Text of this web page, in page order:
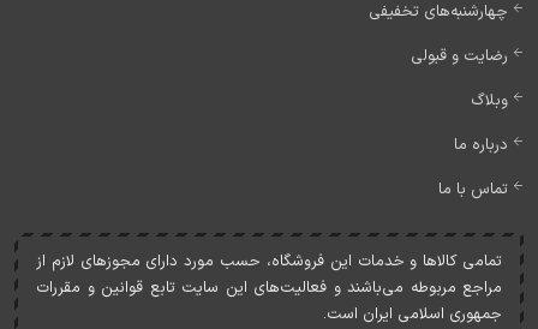
چهارشنبه‌های تخفیفی
رضایت و قبولی
وبلاگ
درباره ما
تماس با ما
تمامی کالاها و خدمات اين فروشگاه، حسب مورد دارای مجوزهای لازم از
مراجع مربوطه می‌باشند و فعاليت‌های اين سايت تابع قوانين و مقررات
جمهوری اسلامی ايران است.